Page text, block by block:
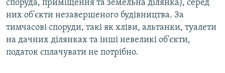
споруда, приміщення та земельна ділянка), серед
них об'єкти незавершеного будівництва. За
тимчасові споруди, такі як хліви, альтанки, туалети
на дачних ділянках та інші невеликі об'єкти,
податок сплачувати не потрібно.